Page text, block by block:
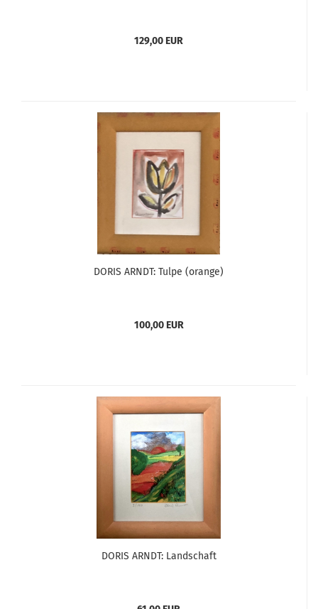
129,00 EUR
DORIS ARNDT: Tulpe (orange)
100,00 EUR
DORIS ARNDT: Landschaft